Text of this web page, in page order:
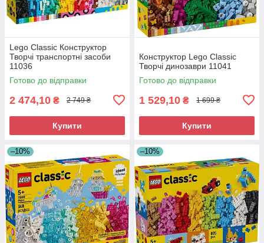
Lego Classic Конструктор
Творчі транспортні засоби
11036
Готово до відправки
2 474,10 ₴ 2 749 ₴
Купити
Конструктор Lego Classic
Творчі динозаври 11041
Готово до відправки
1 529,10 ₴ 1 699 ₴
Купити
–10% –10%